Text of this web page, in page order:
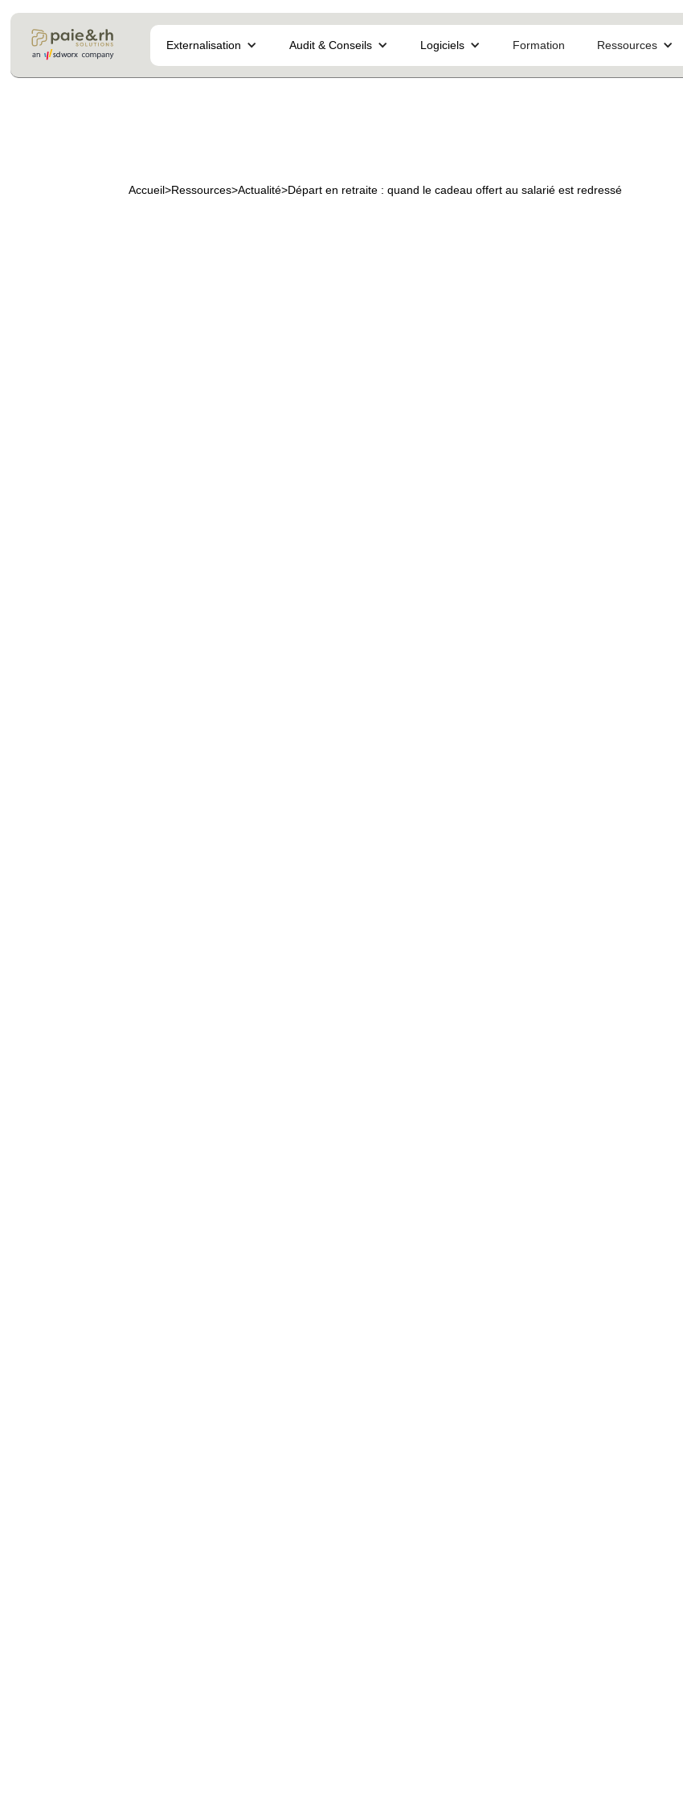
Externalisation Audit & Conseils Logiciels Formation Ressources
Accueil>Ressources>Actualité>Départ en retraite : quand le cadeau offert au salarié est redressé